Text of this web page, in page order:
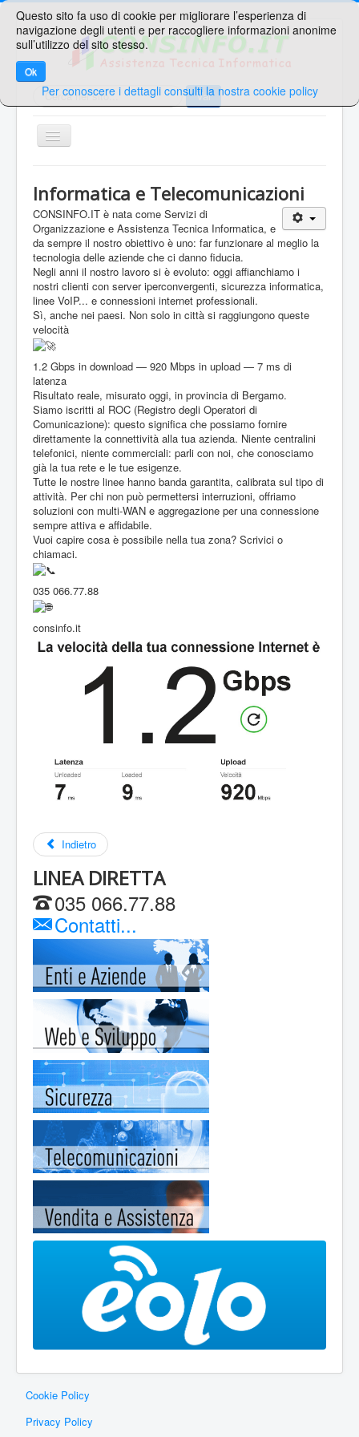
Cerca... Vai
TPL_PROTOSTAR_TOGGLE_MENU
Ricerche Veloci
Web Mail
Area Supporto
Area Clienti
Contatti
Sei qui:
Servizi Internet
Informatica e Telecomunicazioni
Informatica e Telecomunicazioni
CONSINFO.IT è nata come Servizi di
Organizzazione e Assistenza Tecnica Informatica, e
da sempre il nostro obiettivo è uno: far funzionare al meglio la
tecnologia delle aziende che ci danno fiducia.
Negli anni il nostro lavoro si è evoluto: oggi affianchiamo i
nostri clienti con server iperconvergenti, sicurezza informatica,
linee VoIP... e connessioni internet professionali.
Sì, anche nei paesi. Non solo in città si raggiungono queste
velocità
1.2 Gbps in download — 920 Mbps in upload — 7 ms di
latenza
Risultato reale, misurato oggi, in provincia di Bergamo.
Siamo iscritti al ROC (Registro degli Operatori di
Comunicazione): questo significa che possiamo fornire
direttamente la connettività alla tua azienda. Niente centralini
telefonici, niente commerciali: parli con noi, che conosciamo
già la tua rete e le tue esigenze.
Tutte le nostre linee hanno banda garantita, calibrata sul tipo di
attività. Per chi non può permettersi interruzioni, offriamo
soluzioni con multi-WAN e aggregazione per una connessione
sempre attiva e affidabile.
Vuoi capire cosa è possibile nella tua zona? Scrivici o
chiamaci.
035 066.77.88
consinfo.it
Indietro
LINEA DIRETTA
035 066.77.88
Contatti...
Cookie Policy
Privacy Policy
Questo sito fa uso di cookie per migliorare l’esperienza di
navigazione degli utenti e per raccogliere informazioni anonime
sull’utilizzo del sito stesso.
Ok
Per conoscere i dettagli consulti la nostra cookie policy